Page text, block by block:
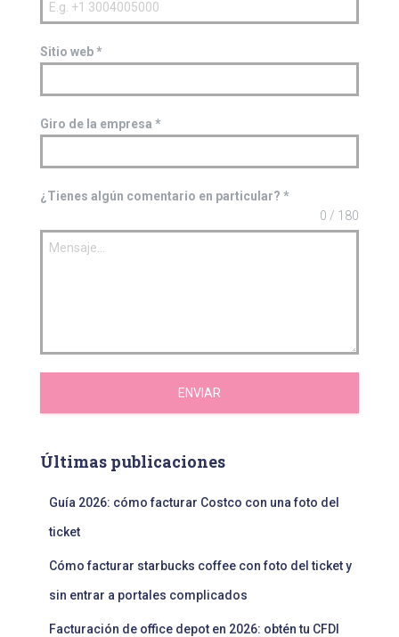
Sitio web*
Giro de la empresa *
¿Tienes algún comentario en particular? *
0 / 180
ENVIAR
Últimas publicaciones
Guía 2026: cómo facturar Costco con una foto del
ticket
Cómo facturar starbucks coffee con foto del ticket y
sin entrar a portales complicados
Facturación de office depot en 2026: obtén tu CFDI